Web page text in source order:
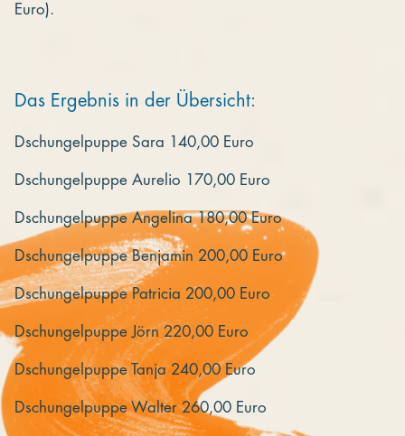
Euro).
Das Ergebnis in der Übersicht:
Dschungelpuppe Sara 140,00 Euro
Dschungelpuppe Aurelio 170,00 Euro
Dschungelpuppe Angelina 180,00 Euro
Dschungelpuppe Benjamin 200,00 Euro
Dschungelpuppe Patricia 200,00 Euro
Dschungelpuppe Jörn 220,00 Euro
Dschungelpuppe Tanja 240,00 Euro
Dschungelpuppe Walter 260,00 Euro